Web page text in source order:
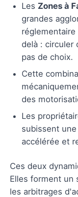
Les Zones à
grandes
delà : circuler
pas de choix.
Cette
des
Les
subissent
accélérée et
Ces deux
Elles forment un
les arbitrages